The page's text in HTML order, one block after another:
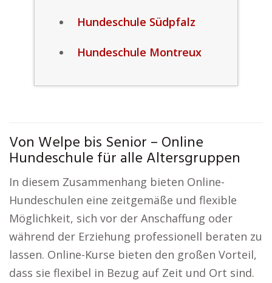
Hundeschule Südpfalz
Hundeschule Montreux
Von Welpe bis Senior – Online
Hundeschule für alle Altersgruppen
In diesem Zusammenhang bieten Online-
Hundeschulen eine zeitgemäße und flexible
Möglichkeit, sich vor der Anschaffung oder
während der Erziehung professionell beraten zu
lassen. Online-Kurse bieten den großen Vorteil,
dass sie flexibel in Bezug auf Zeit und Ort sind.